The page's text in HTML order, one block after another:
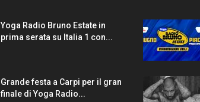
Yoga Radio Bruno Estate in
prima serata su Italia 1 con...
Grande festa a Carpi per il gran
finale di Yoga Radio...